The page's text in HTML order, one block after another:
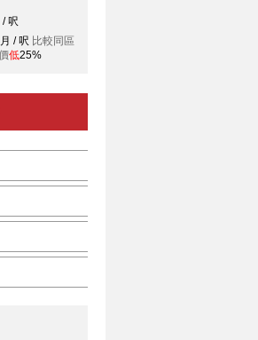
呎
/ 呎 比較同區
低25%